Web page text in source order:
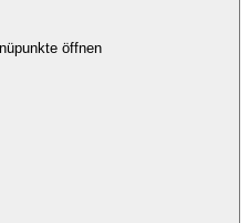
öffnen